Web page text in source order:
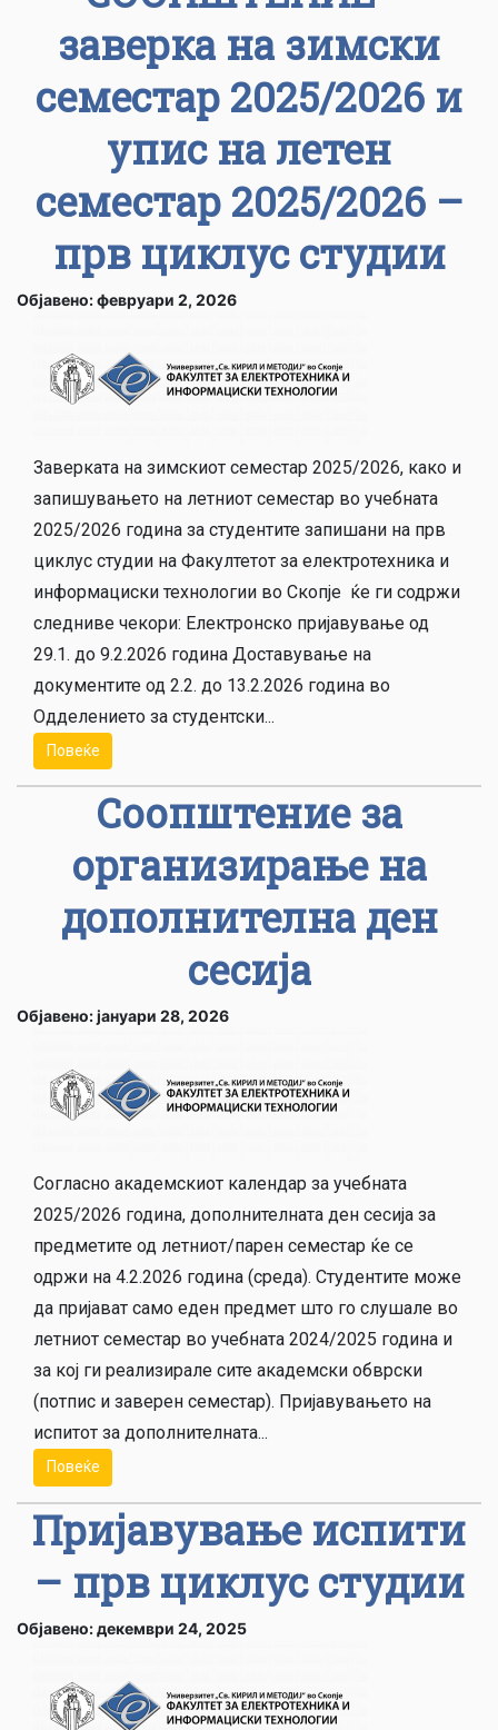
заверка на зимски
семeстар 2025/2026 и
упис на летен
семестар 2025/2026 –
прв циклус студии
Објавено: февруари 2, 2026
Заверката на зимскиот семестар 2025/2026, како и
запишувањето на летниот семестар во учебната
2025/2026 година за студентите запишани на прв
циклус студии на Факултетот за електротехника и
информациски технологии во Скоп­­­је ќе ги содржи
следниве чекори: Електронско пријавување од
29.1. до 9.2.2026 година Доставување на
документите од 2.2. до 13.2.2026 година во
Одделението за студентски...
Повеќе
Соопштение за
организирање на
дополнителна ден
сесија
Објавено: јануари 28, 2026
Согласно академскиот календар за учебната
2025/2026 година, дополнителната ден сесија за
предметите од летниот/парен семестар ќе се
одржи на 4.2.2026 година (среда). Студентите може
да пријават само еден предмет што го слушале во
летниот семестар во учебната 2024/2025 година и
за кој ги реализирале сите академски обврски
(потпис и заверен семестар). Пријавувањето на
испитот за дополнителната...
Повеќе
Пријавување испити
– прв циклус студии
Објавено: декември 24, 2025